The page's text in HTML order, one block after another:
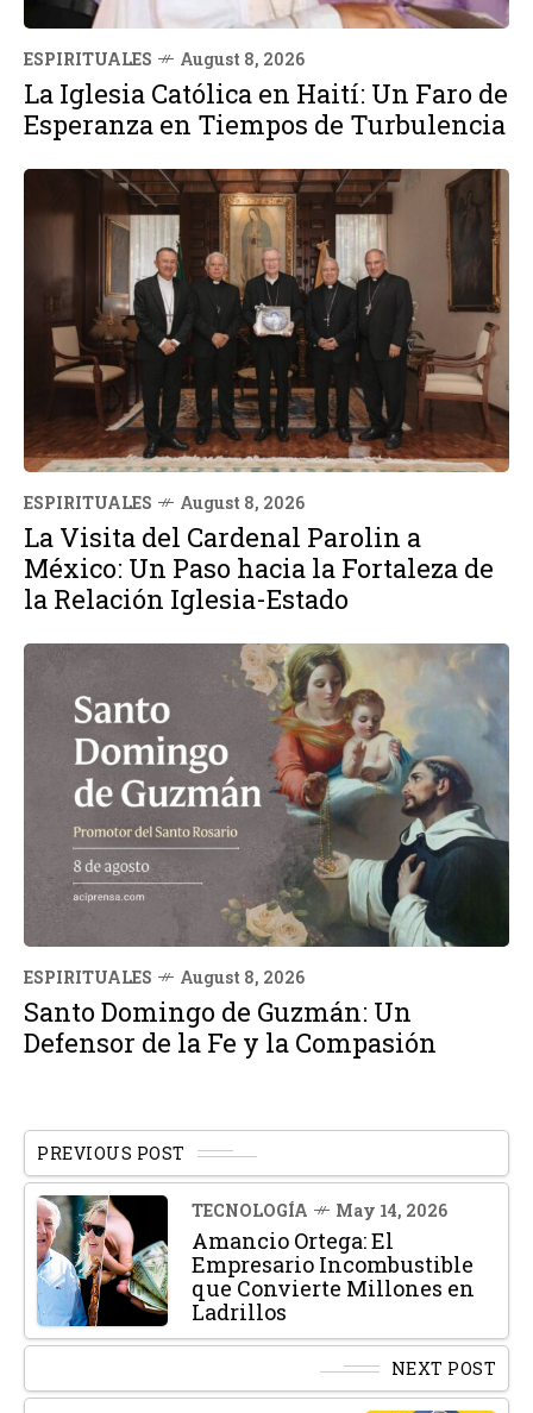
ESPIRITUALES August 8, 2026
La Iglesia Católica en Haití: Un Faro de
Esperanza en Tiempos de Turbulencia
ESPIRITUALES August 8, 2026
La Visita del Cardenal Parolin a
México: Un Paso hacia la Fortaleza de
la Relación Iglesia-Estado
ESPIRITUALES August 8, 2026
Santo Domingo de Guzmán: Un
Defensor de la Fe y la Compasión
PREVIOUS POST
TECNOLOGÍA May 14, 2026
Amancio Ortega: El
Empresario Incombustible
que Convierte Millones en
Ladrillos
NEXT POST